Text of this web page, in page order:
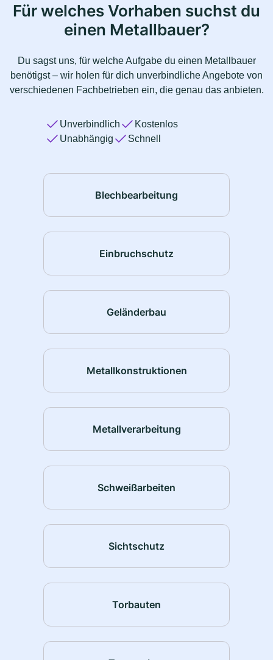
Für welches Vorhaben suchst du
einen Metallbauer?
Du sagst uns, für welche Aufgabe du einen Metallbauer
benötigst – wir holen für dich unverbindliche Angebote von
verschiedenen Fachbetrieben ein, die genau das anbieten.
Unverbindlich
Kostenlos
Unabhängig
Schnell
Blechbearbeitung
Einbruchschutz
Geländerbau
Metallkonstruktionen
Metallverarbeitung
Schweißarbeiten
Sichtschutz
Torbauten